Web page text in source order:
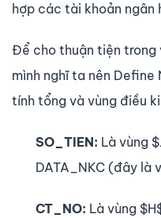
hợp các tài khoản ngân
Để cho thuận tiện
mình nghĩ ta nên
tính tổng và vùng điều
SO_TIEN: Là vùng
DATA_NKC (đây là
CT_NO: Là vùng